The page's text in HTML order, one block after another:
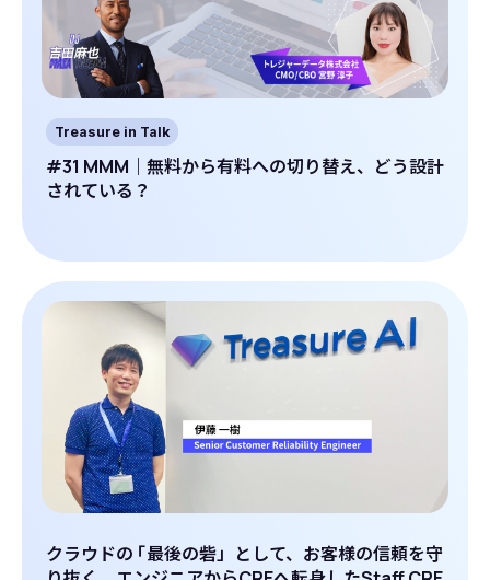
Treasure in Talk
#31 MMM｜無料から有料への切り替え、どう設計
されている？
クラウドの 「最後の砦」として、お客様の信頼を守